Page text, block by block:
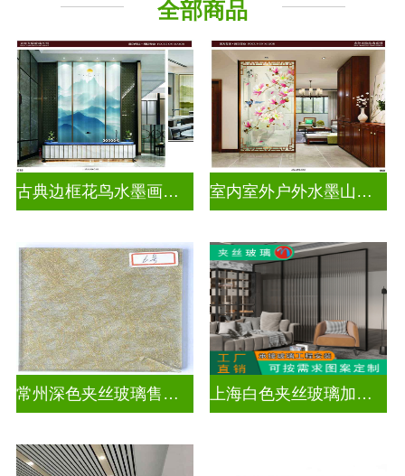
全部商品
古典边框花鸟水墨画玻璃 室内室外户外水墨山水画玻璃
常州深色夹丝玻璃售价多少 上海白色夹丝玻璃加工厂